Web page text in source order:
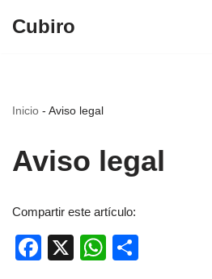
Cubiro
Inicio - Aviso legal
Aviso legal
Compartir este artículo:
Facebook
X WhatsApp